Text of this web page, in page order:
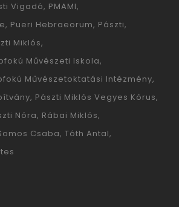
Vigadó PMAMI
Pueri Hebraeorum Pászti
Miklós
Művészeti Iskola
Művészetoktatási Intézmény
Pászti Miklós Vegyes Kórus
Nóra Rábai Miklós
Csaba Tóth Antal